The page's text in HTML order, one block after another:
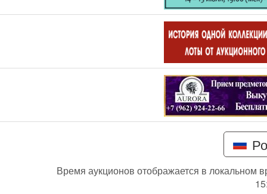
Время аукционов отображается в локальном